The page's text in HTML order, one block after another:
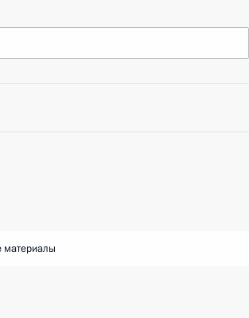
материалы